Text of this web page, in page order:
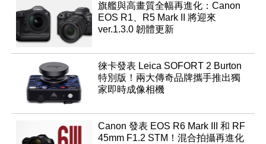
旗艦與高畫質全幅再進化：Canon
EOS R1、R5 Mark II 將迎來
ver.1.3.0 韌體更新
徠卡發表 Leica SOFORT 2 Burton
特別版！兩大傳奇品牌攜手推出獨
家即時成像相機
Canon 發表 EOS R6 Mark III 和 RF
45mm F1.2 STM！混合拍攝再進化